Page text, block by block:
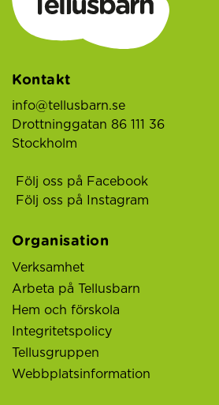
Kontakt
info@tellusbarn.se
Drottninggatan 86 111 36
Stockholm
Följ oss på Facebook
Följ oss på Instagram
Organisation
Verksamhet
Arbeta på Tellusbarn
Hem och förskola
Integritetspolicy
Tellusgruppen
Webbplatsinformation